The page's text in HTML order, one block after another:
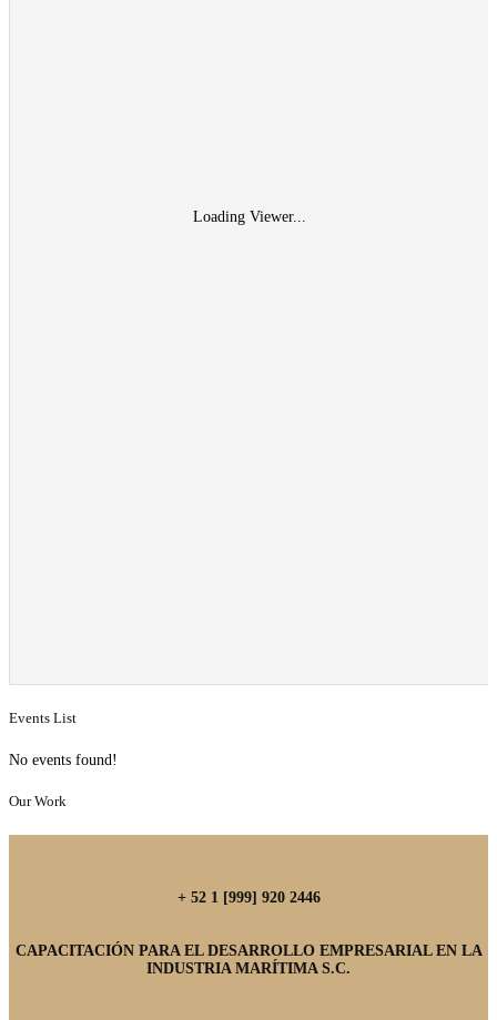
Loading Viewer...
Events List
No events found!
Our Work
+ 52 1 [999] 920 2446
CAPACITACIÓN PARA EL DESARROLLO EMPRESARIAL EN LA
INDUSTRIA MARÍTIMA S.C.